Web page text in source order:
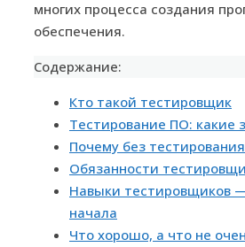
многих процесса создания
обеспечения.
Содержание:
Кто такой тестировщик
Тестирование ПО: какие
Почему без
Обязанности
Навыки тестировщиков
начала
Что хорошо, а что не